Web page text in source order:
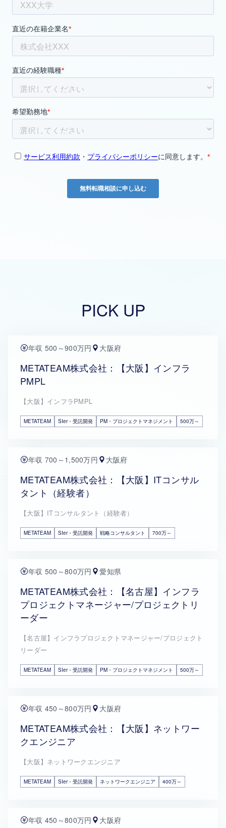
PICK UP
年収 500～900万円 大阪府
METATEAM株式会社：【大阪】インフラ
PMPL
【大阪】インフラPMPL
METATEAM SIer・受託開発 PM・プロジェクトマネジメント 500万～
年収 700～1,500万円 大阪府
METATEAM株式会社：【大阪】ITコンサル
タント（経験者）
【大阪】ITコンサルタント（経験者）
METATEAM SIer・受託開発 戦略コンサルタント 700万～
年収 500～800万円 愛知県
METATEAM株式会社：【名古屋】インフラ
プロジェクトマネージャー/プロジェクトリ
ーダー
【名古屋】インフラプロジェクトマネージャー/プロジェクト
リーダー
METATEAM SIer・受託開発 PM・プロジェクトマネジメント 500万～
年収 450～800万円 大阪府
METATEAM株式会社：【大阪】ネットワー
クエンジニア
【大阪】ネットワークエンジニア
METATEAM SIer・受託開発 ネットワークエンジニア 400万～
年収 450～800万円 大阪府